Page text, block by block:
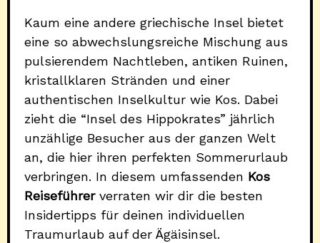
Kaum eine andere griechische Insel bietet
eine so abwechslungsreiche Mischung aus
pulsierendem Nachtleben, antiken Ruinen,
kristallklaren Stränden und einer
authentischen Inselkultur wie Kos. Dabei
zieht die “Insel des Hippokrates” jährlich
unzählige Besucher aus der ganzen Welt
an, die hier ihren perfekten Sommerurlaub
verbringen. In diesem umfassenden Kos
Reiseführerverraten wir dir die besten
Insidertipps für deinen individuellen
Traumurlaub auf der Ägäisinsel.